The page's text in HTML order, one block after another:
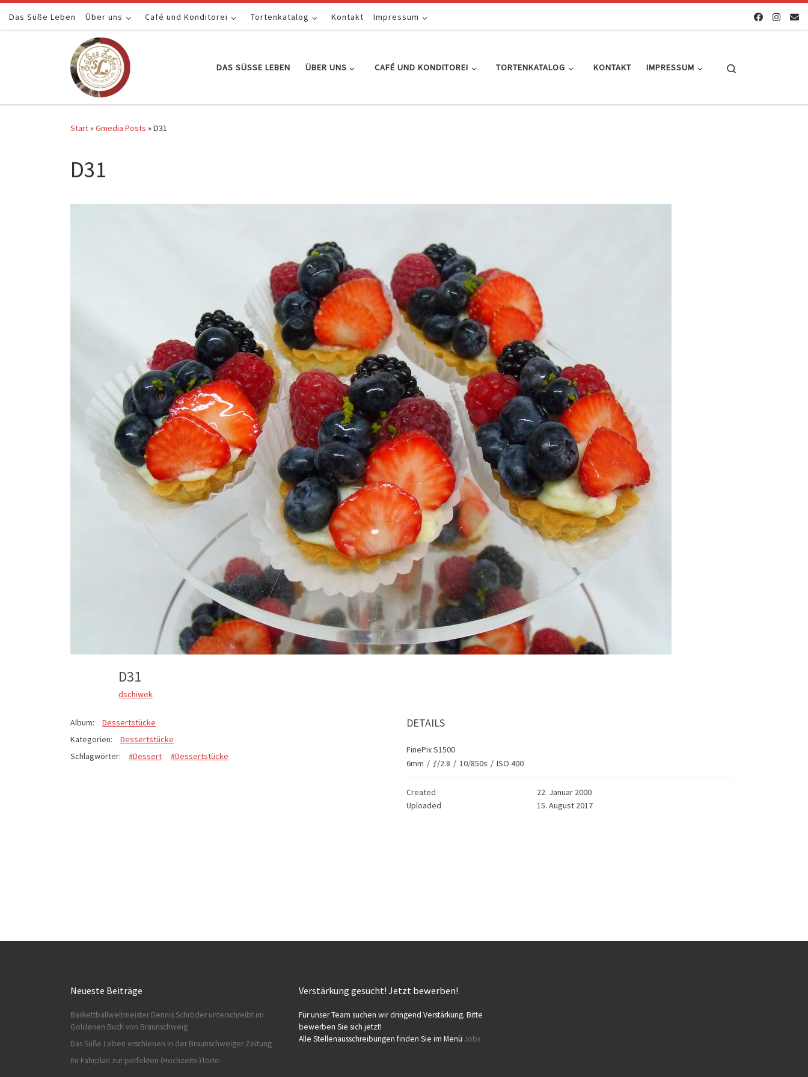
Zum Inhalt springen
Das Süße Leben Über uns Café und Konditorei Tortenkatalog Kontakt Impressum
DAS SÜSSE LEBEN ÜBER UNS CAFÉ UND KONDITOREI TORTENKATALOG KONTAKT IMPRESSUM
Start»Gmedia Posts »D31
D31
D31
dschiwek
Album:
Dessertstücke
Kategorien:
Dessertstücke
Schlagwörter:
#Dessert #Dessertstücke
DETAILS
FinePix S1500
6mm / ƒ/2.8 / 10/850s / ISO 400
Created
22. Januar 2000
Uploaded
15. August 2017
Neueste Beiträge
Baskettballweltmeister Dennis Schröder unterschreibt im
Goldenen Buch von Braunschweig
Das Süße Leben erschienen in der Braunschweiger Zeitung
Ihr Fahrplan zur perfekten (Hochzeits-)Torte
Verstärkung gesucht! Jetzt bewerben!
Für unser Team suchen wir dringend Verstärkung. Bitte
bewerben Sie sich jetzt!
Alle Stellenausschreibungen finden Sie im Menü Jobs